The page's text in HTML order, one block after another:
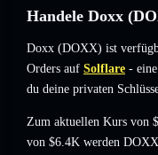
Handele Doxx
Doxx (DOXX) ist
Orders auf Solflare -
du deine privaten
Zum aktuellen Kurs von
von $6.4K werden